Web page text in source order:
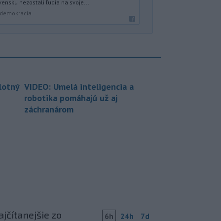
nezostali ľudia na svoje...
VIDEO: Umelá inteligencia a
robotika pomáhajú už aj
záchranárom
zo
6h 24h 7d